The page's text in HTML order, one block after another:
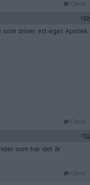
Citera
#10
som driver ett eget Apotek.
Citera
#11
som har det är
Citera